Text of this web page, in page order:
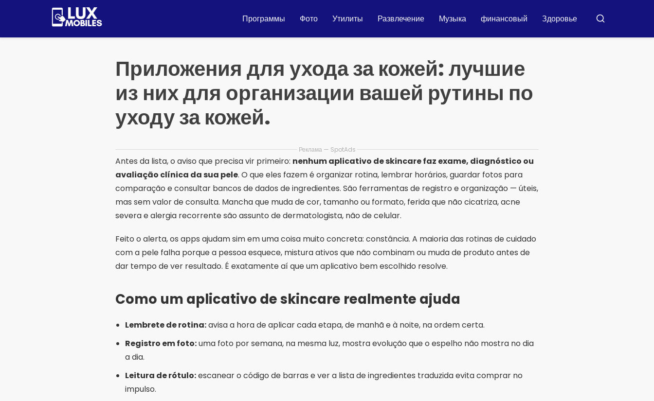
Программы Фото Утилиты Развлечение Музыка финансовый Здоровье Бускар
Приложения для ухода за кожей: лучшие
из них для организации вашей рутины по
уходу за кожей.
Реклама — SpotAds
Antes da lista, o aviso que precisa vir primeiro: nenhum aplicativo de skincare faz exame, diagnóstico ou
avaliação clínica da sua pele. O que eles fazem é organizar rotina, lembrar horários, guardar fotos para
comparação e consultar bancos de dados de ingredientes. São ferramentas de registro e organização — úteis,
mas sem valor de consulta. Mancha que muda de cor, tamanho ou formato, ferida que não cicatriza, acne
severa e alergia recorrente são assunto de dermatologista, não de celular.
Feito o alerta, os apps ajudam sim em uma coisa muito concreta: constância. A maioria das rotinas de cuidado
com a pele falha porque a pessoa esquece, mistura ativos que não combinam ou muda de produto antes de
dar tempo de ver resultado. É exatamente aí que um aplicativo bem escolhido resolve.
Como um aplicativo de skincare realmente ajuda
Lembrete de rotina:avisa a hora de aplicar cada etapa, de manhã e à noite, na ordem certa.
Registro em foto:uma foto por semana, na mesma luz, mostra evolução que o espelho não mostra no dia
a dia.
Leitura de rótulo:escanear o código de barras e ver a lista de ingredientes traduzida evita comprar no
impulso.